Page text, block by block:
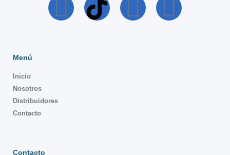
Menú
Inicio
Nosotros
Distribuidores
Contacto
Contacto